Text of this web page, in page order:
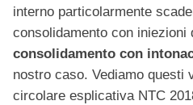
interno particolarmente
consolidamento con iniezioni
consolidamento con
nostro caso. Vediamo questi
circolare esplicativa NTC